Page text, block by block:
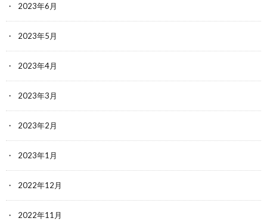
2023年6月
2023年5月
2023年4月
2023年3月
2023年2月
2023年1月
2022年12月
2022年11月